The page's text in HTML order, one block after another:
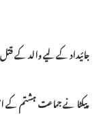
جائیداد کے لیے والد کے
پیکٹا نے جماعت ہشتم کے امتحانات 2026 کے